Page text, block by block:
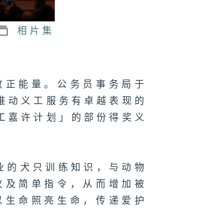
相片集
能量。公务员事务局于
义工服务有卓越表现的
许计划」的部份得奖义
犬只训练知识，与动物
简单指令，从而增加被
命照亮生命，传递爱护